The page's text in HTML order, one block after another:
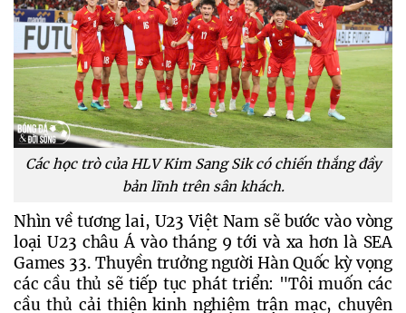
Các học trò của HLV Kim Sang Sik có chiến thắng đầy
bản lĩnh trên sân khách.
Nhìn về tương lai, U23 Việt Nam sẽ bước vào vòng
loại U23 châu Á vào tháng 9 tới và xa hơn là SEA
Games 33. Thuyền trưởng người Hàn Quốc kỳ vọng
các cầu thủ sẽ tiếp tục phát triển: "Tôi muốn các
cầu thủ cải thiện kinh nghiệm trận mạc, chuyên